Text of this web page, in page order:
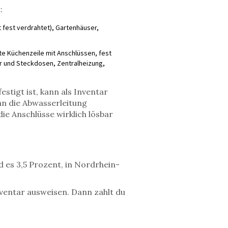
fest verdrahtet), Gartenhäuser,
Küchenzeile mit Anschlüssen, fest
Steckdosen, Zentralheizung,
ist, kann als Inventar
die Abwasserleitung
Anschlüsse wirklich lösbar
es 3,5 Prozent, in Nordrhein-
ausweisen. Dann zahlt du